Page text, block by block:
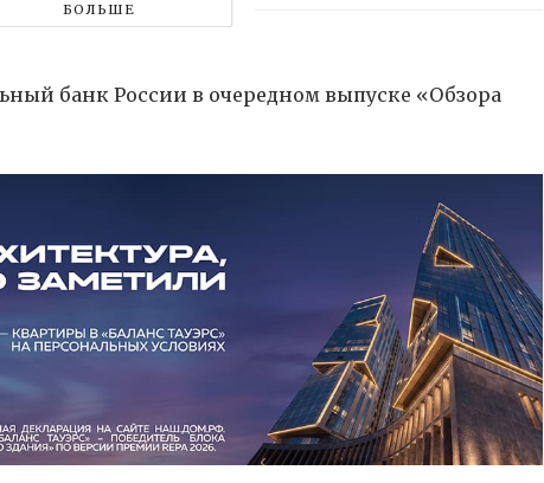
БОЛЬШЕ
банк России в очередном выпуске «Обзора